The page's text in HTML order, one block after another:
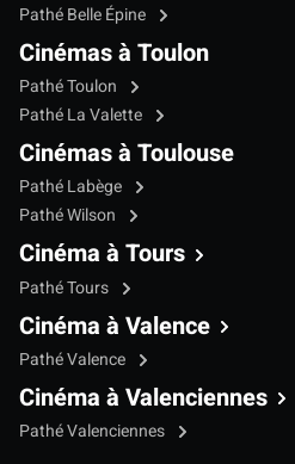
Pathé Belle Épine
Cinémas à Toulon
Pathé Toulon
Pathé La Valette
Cinémas à Toulouse
Pathé Labège
Pathé Wilson
Cinéma à Tours
Pathé Tours
Cinéma à Valence
Pathé Valence
Cinéma à Valenciennes
Pathé Valenciennes